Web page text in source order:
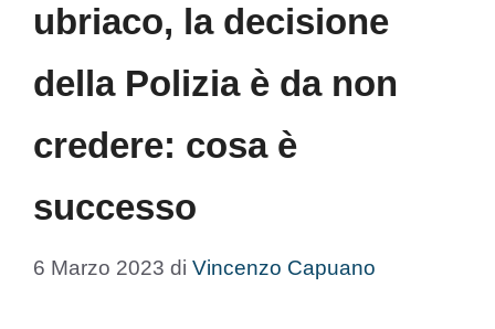
ubriaco, la decisione
della Polizia è da non
credere: cosa è
successo
6 Marzo 2023 di Vincenzo Capuano